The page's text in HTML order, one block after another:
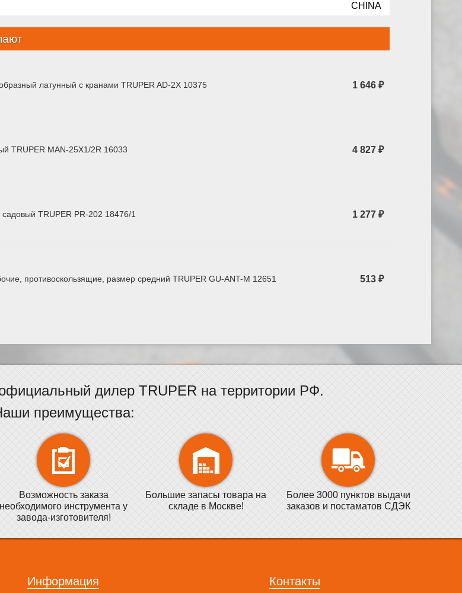
CHINA
латунный с кранами TRUPER AD-2X 10375 1 646 ₽
TRUPER MAN-25X1/2R 16033 4 827 ₽
TRUPER PR-202 18476/1 1 277 ₽
противоскользящие, размер средний TRUPER GU-ANT-M 12651 513 ₽
дилер TRUPER на территории РФ.
преимущества:
Возможность заказа
необходимого инструмента у
завода-изготовителя!
Большие запасы товара на
складе в Москве!
Более 3000 пунктов выдачи
заказов и постаматов СДЭК
Информация Контакты